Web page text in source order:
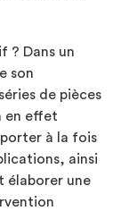
? Dans un
son
de pièces
en effet
à la fois
ainsi
élaborer une